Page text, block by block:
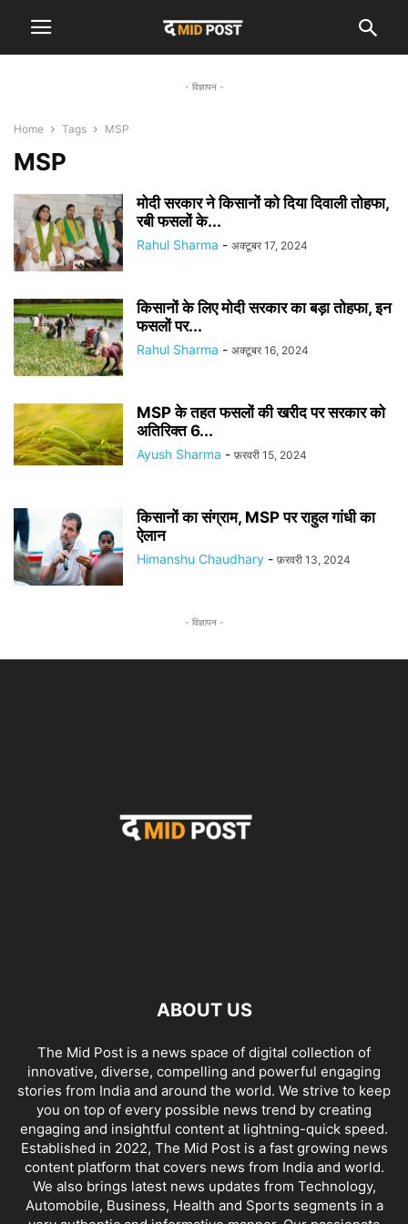
- विज्ञापन -
Home Tags MSP
MSP
मोदी सरकार ने किसानों को दिया दिवाली तोहफा,
रबी फसलों के...
Rahul Sharma - अक्टूबर 17, 2024
किसानों के लिए मोदी सरकार का बड़ा तोहफा, इन
फसलों पर...
Rahul Sharma - अक्टूबर 16, 2024
MSP के तहत फसलों की खरीद पर सरकार को
अतिरिक्त 6...
Ayush Sharma - फ़रवरी 15, 2024
किसानों का संग्राम, MSP पर राहुल गांधी का
ऐलान
Himanshu Chaudhary - फ़रवरी 13, 2024
- विज्ञापन -
ABOUT US
The Mid Post is a news space of digital collection of
innovative, diverse, compelling and powerful engaging
stories from India and around the world. We strive to keep
you on top of every possible news trend by creating
engaging and insightful content at lightning-quick speed.
Established in 2022, The Mid Post is a fast growing news
content platform that covers news from India and world.
We also brings latest news updates from Technology,
Automobile, Business, Health and Sports segments in a